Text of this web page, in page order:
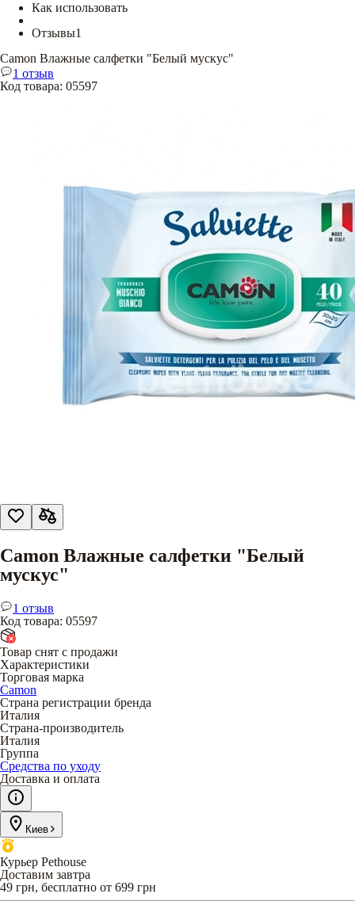
Как использовать
Отзывы1
Camon Влажные салфетки "Белый мускус"
1 отзыв
Код товара: 05597
Camon Влажные салфетки "Белый
мускус"
1 отзыв
Код товара: 05597
Товар снят с продажи
Характеристики
Торговая марка
Camon
Страна регистрации бренда
Италия
Страна-производитель
Италия
Группа
Средства по уходу
Доставка и оплата
Киев
Курьер Pethouse
Доставим завтра
49 грн, бесплатно от 699 грн